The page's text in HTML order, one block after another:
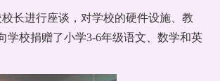
长进行座谈，对学校的硬件设施、教
学校捐赠了小学3-6年级语文、数学和英